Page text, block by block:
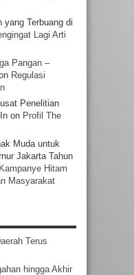
yang Terbuang di
Lagi Arti
Pangan –
Regulasi
Penelitian
on Profil The
Muda untuk
Jakarta Tahun
Kampanye Hitam
Masyarakat
Terus
hingga Akhir